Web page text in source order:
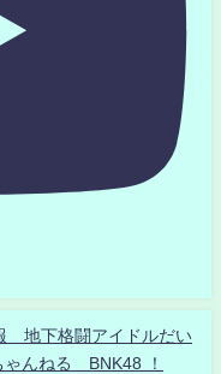
地下格闘アイドルだい
んねる BNK48 ！